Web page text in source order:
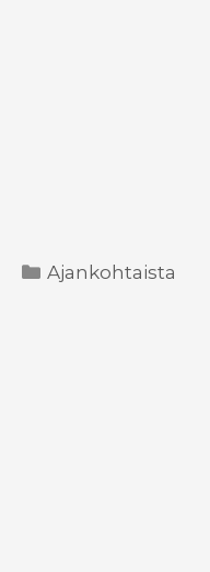
Kategoriat
Ajankohtaista